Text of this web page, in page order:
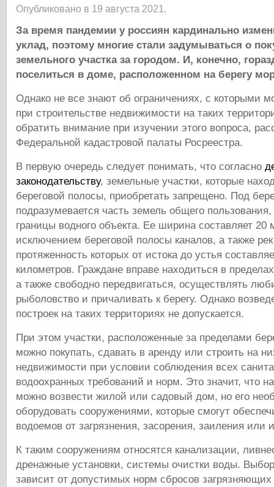
Опубликовано в 19 августа 2021.
За время пандемии у россиян кардинально
уклад, поэтому многие стали задумываться о
земельного участка за городом. И, конечно,
поселиться в доме, расположенном на берегу
Однако не все знают об ограничениях, с которыми
при строительстве недвижимости на таких
обратить внимание при изучении этого вопроса,
Федеральной кадастровой палаты Росреестра.
В первую очередь следует понимать, что согласно
законодательству, земельные участки, которые
береговой полосы, приобретать запрещено. Под
подразумевается часть земель общего
границы водного объекта. Ее ширина составляет 20
исключением береговой полосы каналов, а также
протяженность которых от истока до устья
километров. Граждане вправе находиться в
а также свободно передвигаться, осуществлять
рыболовство и причаливать к берегу. Однако
построек на таких территориях не допускается.
При этом участки, расположенные за пределами
можно покупать, сдавать в аренду или строить на
недвижимости при условии соблюдения всех
водоохранных требований и норм. Это значит, что
можно возвести жилой или садовый дом, но его
оборудовать сооружениями, которые смогут
водоемов от загрязнения, засорения, заиления или
К таким сооружениям относятся канализации,
дренажные установки, системы очистки воды.
зависит от допустимых норм сбросов